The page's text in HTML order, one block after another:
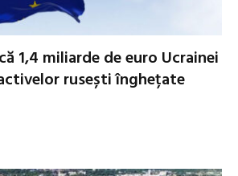
1,4 miliarde de euro Ucrainei
rusești înghețate